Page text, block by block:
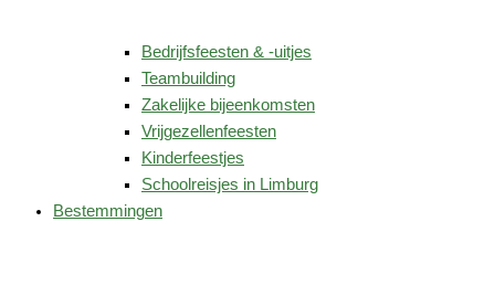
Bedrijfsfeesten & -uitjes
Teambuilding
Zakelijke bijeenkomsten
Vrijgezellenfeesten
Kinderfeestjes
Schoolreisjes in Limburg
Bestemmingen